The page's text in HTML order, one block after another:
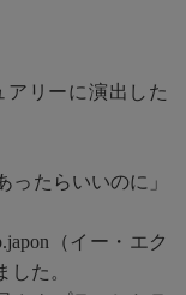
リーに演出した
たらいいのに」
（イー・エク
た。